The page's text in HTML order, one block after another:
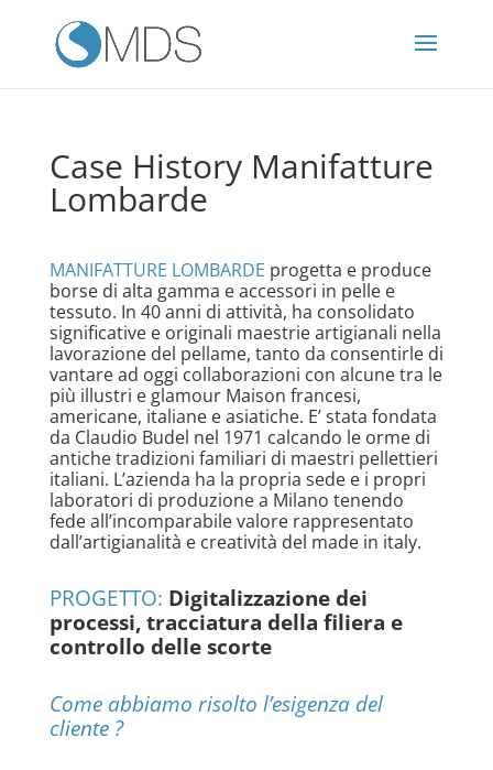
Case History Manifatture
Lombarde
MANIFATTURE LOMBARDE progetta e produce
borse di alta gamma e accessori in pelle e
tessuto. In 40 anni di attività, ha consolidato
significative e originali maestrie artigianali nella
lavorazione del pellame, tanto da consentirle di
vantare ad oggi collaborazioni con alcune tra le
più illustri e glamour Maison francesi,
americane, italiane e asiatiche. E’ stata fondata
da Claudio Budel nel 1971 calcando le orme di
antiche tradizioni familiari di maestri pellettieri
italiani. L’azienda ha la propria sede e i propri
laboratori di produzione a Milano tenendo
fede all’incomparabile valore rappresentato
dall’artigianalità e creatività del made in italy.
PROGETTO: Digitalizzazione dei
processi, tracciatura della filiera e
controllo delle scorte
Come abbiamo risolto l’esigenza del
cliente ?